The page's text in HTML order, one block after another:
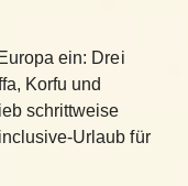
ein: Drei
Korfu und
schrittweise
Urlaub für